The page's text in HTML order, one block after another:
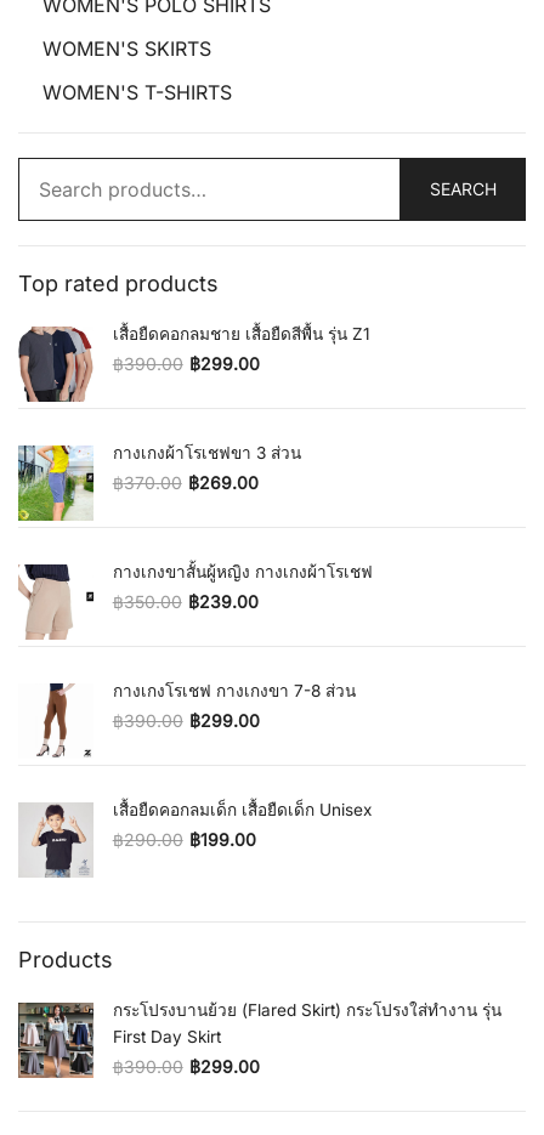
WOMEN'S SKIRTS
WOMEN'S T-SHIRTS
for:
SEARCH
Top rated products
เสื้อยืดคอกลมชาย เสื้อยืดสีพื้น รุ่น Z1
฿390.00
Original price was: ฿390.00.
฿299.00
Current price is: ฿299.00.
กางเกงผ้าโรเชฟขา 3 ส่วน
฿370.00
Original price was: ฿370.00.
฿269.00
Current price is: ฿269.00.
กางเกงขาสั้นผู้หญิง กางเกงผ้าโรเชฟ
฿350.00
Original price was: ฿350.00.
฿239.00
Current price is: ฿239.00.
กางเกงโรเชฟ กางเกงขา 7-8 ส่วน
฿390.00
Original price was: ฿390.00.
฿299.00
Current price is: ฿299.00.
เสื้อยืดคอกลมเด็ก เสื้อยืดเด็ก Unisex
฿290.00
Original price was: ฿290.00.
฿199.00
Current price is: ฿199.00.
Products
กระโปรงบานย้วย (Flared Skirt) กระโปรงใส่ทำงาน รุ่น
First Day Skirt
฿390.00 ฿299.00